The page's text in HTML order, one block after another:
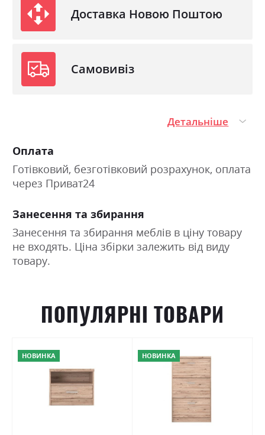
Доставка Новою Поштою
Самовивіз
Детальніше
Оплата
Готівковий, безготівковий розрахунок, оплата
через Приват24
Занесення та збирання
Занесення та збирання меблів в ціну товару
не входять. Ціна збірки залежить від виду
товару.
ПОПУЛЯРНІ ТОВАРИ
НОВИНКА НОВИНКА